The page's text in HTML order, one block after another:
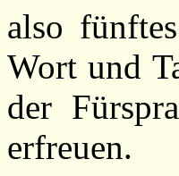
also
Wort und
der
erfreuen.